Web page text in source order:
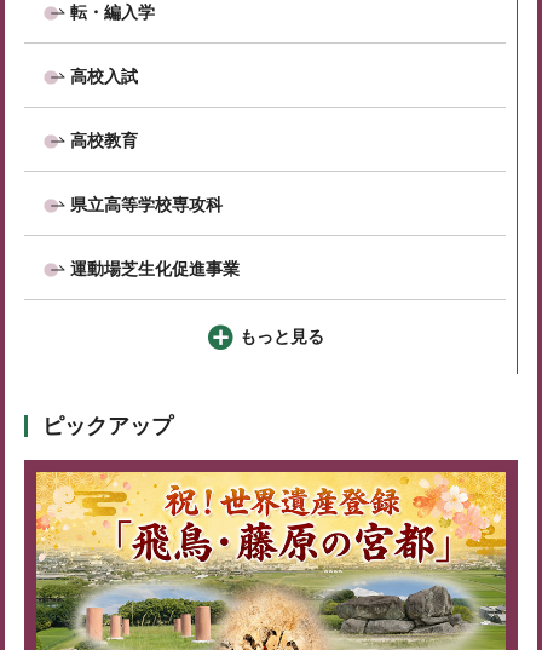
転・編入学
高校入試
高校教育
県立高等学校専攻科
運動場芝生化促進事業
もっと見る
ピックアップ